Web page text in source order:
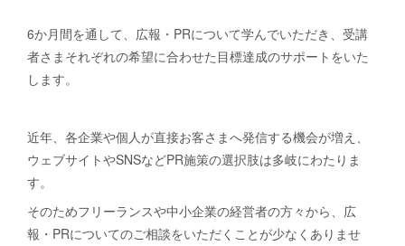
6か月間を通して、広報・PRについて学んでいただき、受講
者さまそれぞれの希望に合わせた目標達成のサポートをいた
します。
近年、各企業や個人が直接お客さまへ発信する機会が増え、
ウェブサイトやSNSなどPR施策の選択肢は多岐にわたりま
す。
そのためフリーランスや中小企業の経営者の方々から、広
報・PRについてのご相談をいただくことが少なくありませ